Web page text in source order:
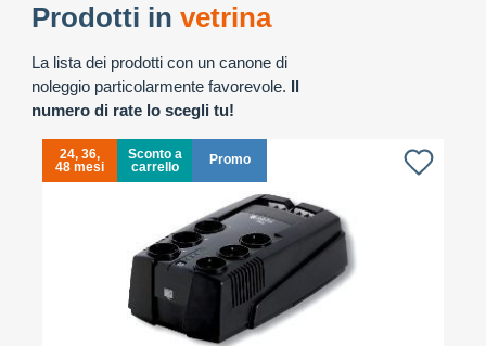
Prodotti in vetrina
La lista dei prodotti con un canone di
noleggio particolarmente favorevole. Il
numero di rate lo scegli tu!
24, 36,
48 mesi
Sconto a
carrello
Promo